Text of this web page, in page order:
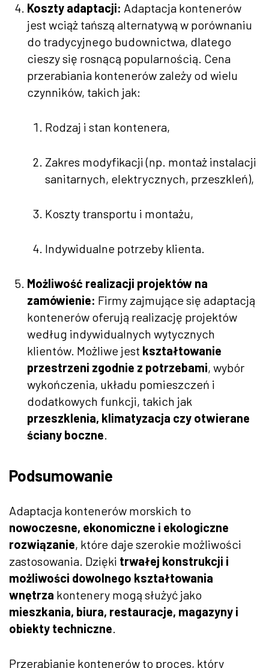
Koszty adaptacji: Adaptacja kontenerów
jest wciąż tańszą alternatywą w porównaniu
do tradycyjnego budownictwa, dlatego
cieszy się rosnącą popularnością. Cena
przerabiania kontenerów zależy od wielu
czynników, takich jak:
Rodzaj i stan kontenera,
Zakres modyfikacji (np. montaż instalacji
sanitarnych, elektrycznych, przeszkleń),
Koszty transportu i montażu,
Indywidualne potrzeby klienta.
Możliwość realizacji projektów na
zamówienie: Firmy zajmujące się adaptacją
kontenerów oferują realizację projektów
według indywidualnych wytycznych
klientów. Możliwe jest kształtowanie
przestrzeni zgodnie z potrzebami, wybór
wykończenia, układu pomieszczeń i
dodatkowych funkcji, takich jak
przeszklenia, klimatyzacja czy otwierane
ściany boczne.
Podsumowanie
Adaptacja kontenerów morskich to
nowoczesne, ekonomiczne i ekologiczne
rozwiązanie, które daje szerokie możliwości
zastosowania. Dzięki trwałej konstrukcji i
możliwości dowolnego kształtowania
wnętrza kontenery mogą służyć jako
mieszkania, biura, restauracje, magazyny i
obiekty techniczne.
Przerabianie kontenerów to proces, który